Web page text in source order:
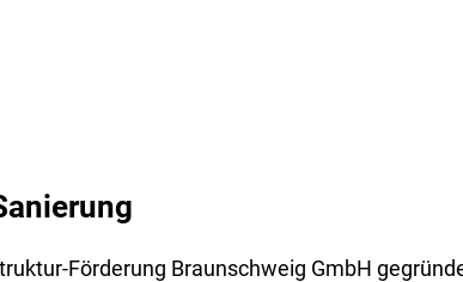
Förderung Braunschweig GmbH